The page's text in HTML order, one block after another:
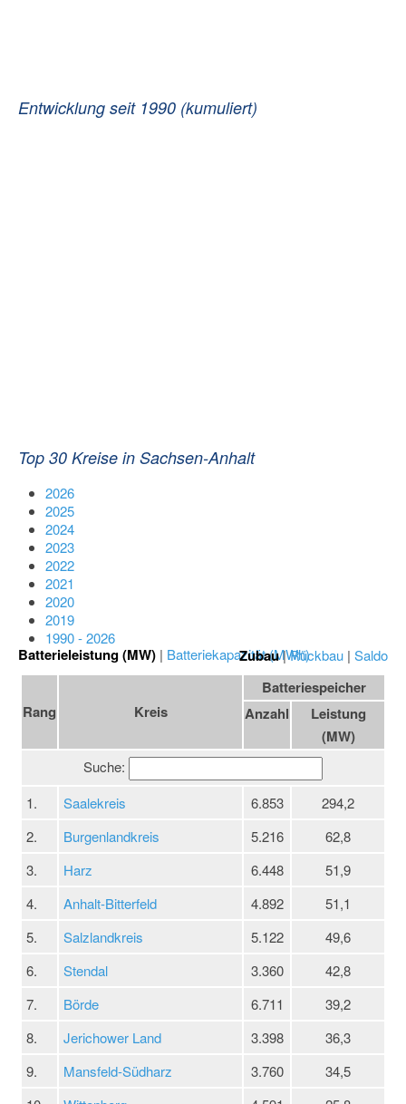
Entwicklung seit 1990 (kumuliert)
Top 30 Kreise in Sachsen-Anhalt
2026
2025
2024
2023
2022
2021
2020
2019
1990 - 2026
Batterieleistung (MW) | Batteriekapazität (MWh)
Zubau|Rückbau | Saldo
Rang Kreis
Batteriespeicher
Anzahl
Leistung
(MW)
Suche:
1.
Saalekreis 6.853
294,2
2.
Burgenlandkreis 5.216
62,8
3.
Harz 6.448
51,9
4.
Anhalt-Bitterfeld 4.892
51,1
5.
Salzlandkreis 5.122
49,6
6.
Stendal 3.360
42,8
7.
Börde 6.711
39,2
8.
Jerichower Land 3.398
36,3
9.
Mansfeld-Südharz 3.760
34,5